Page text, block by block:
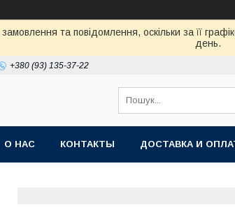
та повідомлення, оскільки за її
день.
+380 (93) 135-37-22
О НАС КОНТАКТЫ ДОСТАВКА И